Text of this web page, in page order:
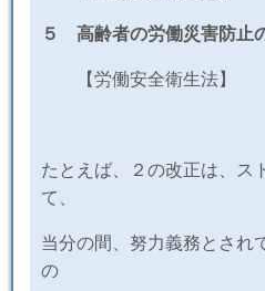
５ 高齢者の労働災害防止
【労働安全衛生法】
たとえば、２の改正は、ス
て、
当分の間、努力義務とされ
の